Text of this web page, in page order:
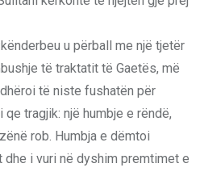
u përball me një tjetër
të traktatit të Gaetës, më
të niste fushatën për
tragjik: një humbje e rëndë,
rob. Humbja e dëmtoi
dhe i vuri në dyshim premtimet e